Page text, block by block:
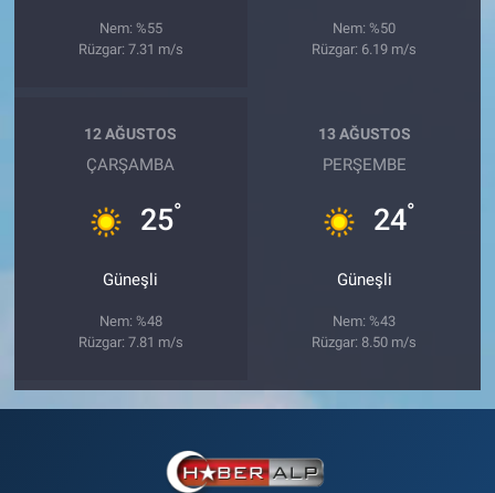
Nem: %55
Rüzgar: 7.31 m/s
Nem: %50
Rüzgar: 6.19 m/s
12 AĞUSTOS
ÇARŞAMBA
25°
Güneşli
Nem: %48
Rüzgar: 7.81 m/s
13 AĞUSTOS
PERŞEMBE
24°
Güneşli
Nem: %43
Rüzgar: 8.50 m/s